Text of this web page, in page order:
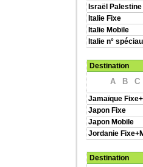
Israël Palestine
Italie Fixe
Italie Mobile
Italie n°
Destination
A B C
Jamaïque
Japon Fixe
Japon Mobile
Jordanie
Destination